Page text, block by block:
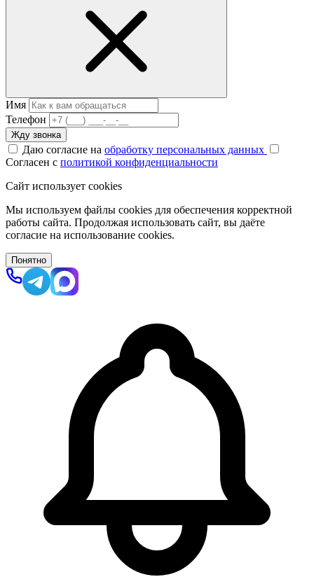
Имя
Телефон
Жду звонка
Даю согласие на обработку персональных данных
Согласен с политикой конфиденциальности
Сайт использует cookies
Мы используем файлы cookies для обеспечения корректной
работы сайта. Продолжая использовать сайт, вы даёте
согласие на использование cookies.
Понятно